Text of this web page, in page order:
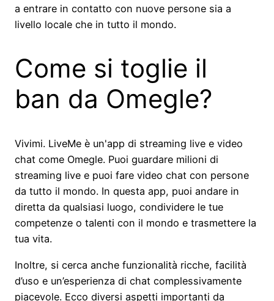
a entrare in contatto con nuove persone sia a
livello locale che in tutto il mondo.
Come si toglie il
ban da Omegle?
Vivimi. LiveMe è un'app di streaming live e video
chat come Omegle. Puoi guardare milioni di
streaming live e puoi fare video chat con persone
da tutto il mondo. In questa app, puoi andare in
diretta da qualsiasi luogo, condividere le tue
competenze o talenti con il mondo e trasmettere la
tua vita.
Inoltre, si cerca anche funzionalità ricche, facilità
d’uso e un’esperienza di chat complessivamente
piacevole. Ecco diversi aspetti importanti da